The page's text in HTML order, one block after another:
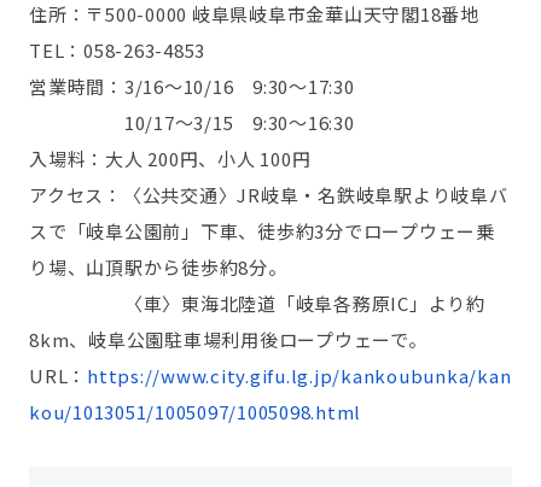
住所：〒500-0000 岐阜県岐阜市金華山天守閣18番地
TEL：058-263-4853
営業時間：3/16～10/16 9:30～17:30
10/17～3/15 9:30～16:30
入場料：大人 200円、小人 100円
アクセス：〈公共交通〉JR岐阜・名鉄岐阜駅より岐阜バ
スで「岐阜公園前」下車、徒歩約3分でロープウェー乗
り場、山頂駅から徒歩約8分。
〈車〉東海北陸道「岐阜各務原IC」より約
8km、岐阜公園駐車場利用後ロープウェーで。
URL： https://www.city.gifu.lg.jp/kankoubunka/kan
kou/1013051/1005097/1005098.html